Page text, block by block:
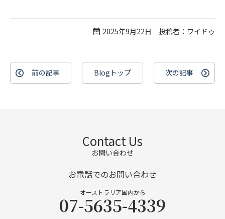
2025年9月22日 投稿者：ワイドゥ
前の記事 Blogトップ 次の記事
Contact Us
お問い合わせ
お電話でのお問い合わせ
オーストラリア国内から
07-5635-4339